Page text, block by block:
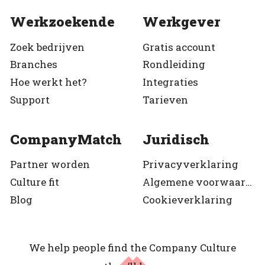
Werkzoekende
Zoek bedrijven
Branches
Hoe werkt het?
Support
Werkgever
Gratis account
Rondleiding
Integraties
Tarieven
CompanyMatch
Partner worden
Culture fit
Blog
Juridisch
Privacyverklaring
Algemene voorwaarden
Cookieverklaring
We help people find the Company Culture